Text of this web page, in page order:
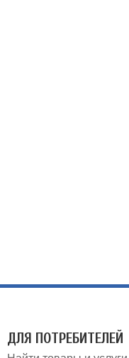
ДЛЯ ПОТРЕБИТЕЛЕЙ